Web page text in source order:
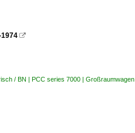

/ BN | PCC series 7000 | Großraumwagen